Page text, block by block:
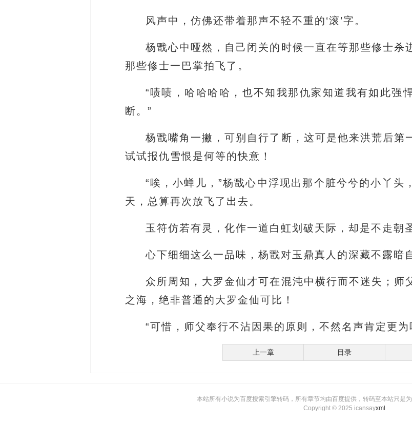
风声中，仿佛还带着那声不轻不重的‘滚’字。
杨戬心中哑然，自己闭关的时候一直在等那些修士杀
那些修士一巴掌拍飞了。
“啧啧，哈哈哈哈，也不知我那仇家知道我有如此强
断。”
杨戬嘴角一撇，可别自行了断，这可是他来洪荒后第
试试报仇雪恨是何等的快意！
“唉，小蝉儿，”杨戬心中浮现出那个脏兮兮的小丫头
天，总算再次放飞了出去。
玉符仿若有灵，化作一道白虹划破天际，却是不走朝
心下细细这么一品味，杨戬对玉鼎真人的深藏不露暗
众所周知，大罗金仙才可在混沌中横行而不迷失；师
之海，绝非普通的大罗金仙可比！
“可惜，师父奉行不沾因果的原则，不然名声肯定更为
上一章 目录
本站所有小说为百度搜索引擎转码，所有章节均由百度提供，转码至本站只是
Copyright © 2025 icansayxml